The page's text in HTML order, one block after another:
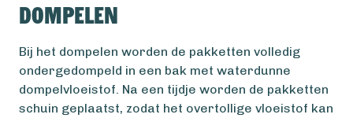
Dompelen
Bij het dompelen worden de pakketten volledig
ondergedompeld in een bak met waterdunne
dompelvloeistof. Na een tijdje worden de pakketten
schuin geplaatst, zodat het overtollige vloeistof kan